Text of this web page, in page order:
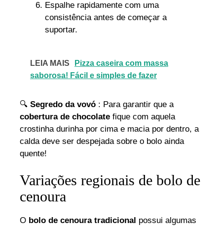
Espalhe rapidamente com uma
consistência antes de começar a
suportar.
LEIA MAIS
Pizza caseira com massa
saborosa! Fácil e simples de fazer
🔍 Segredo da vovó : Para garantir que a
cobertura de chocolate fique com aquela
crostinha durinha por cima e macia por dentro, a
calda deve ser despejada sobre o bolo ainda
quente!
Variações regionais de bolo de
cenoura
O bolo de cenoura tradicional possui algumas